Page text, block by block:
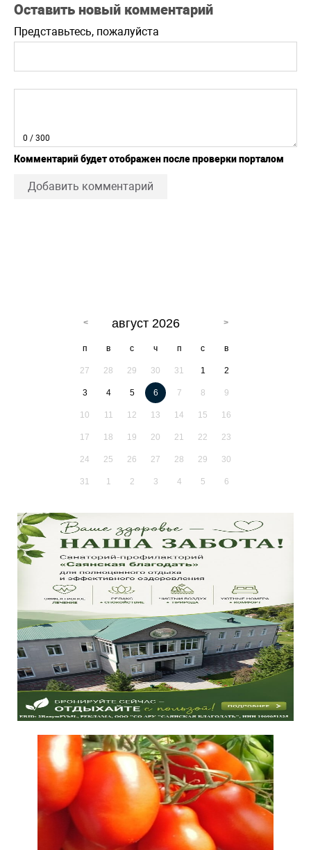
Оставить новый комментарий
Представьтесь, пожалуйста
0 / 300
Комментарий будет отображен после проверки порталом
Добавить комментарий
август 2026
п в с ч п с в
27 28 29 30 31 1 2
3 4 5 6 7 8 9
10 11 12 13 14 15 16
17 18 19 20 21 22 23
24 25 26 27 28 29 30
31 1 2 3 4 5 6